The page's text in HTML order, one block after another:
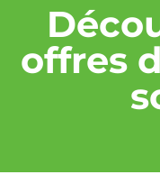
offres